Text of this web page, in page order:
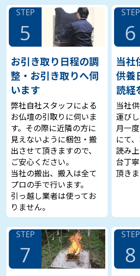
実家の取り壊しに伴いお仏壇を
しました。先祖代々引き継いで
いていたので、単に処分するだ
と思っていました。そこで知っ
だったので傷みの酷い部分があ
寧に運び出してしっかり供養し
でとても良かったです。
宮城県在住 菅原
遠く離れた実家に住んでいた両
お仏壇をお手入れする者がいなく
先祖代々引き継いだお仏壇はボロ
ままではご先祖に悪いと思ってい
たのが仏壇供養の一休堂さんでし
壇の供養・処分はもちろん、新
まで親身に対応してくださりま
お仏壇関係の悩み事が短期間で
た。
STEP
5
お引き取り日程の調
整・お引き取りへ伺
います
弊社自社スタッフによる
お仏壇の引取りに伺いま
す。その際に近隣の方に
見えないように梱包・搬
出させて頂きますので、
ご安心ください。
当社の搬出、搬入は全て
プロの手で行います。
引っ越し業者は使ってお
りません。
STEP
6
当社
供養
読経
当社
運び
月一
にて
読み
台丁
頂きま
STEP
7
STEP
8